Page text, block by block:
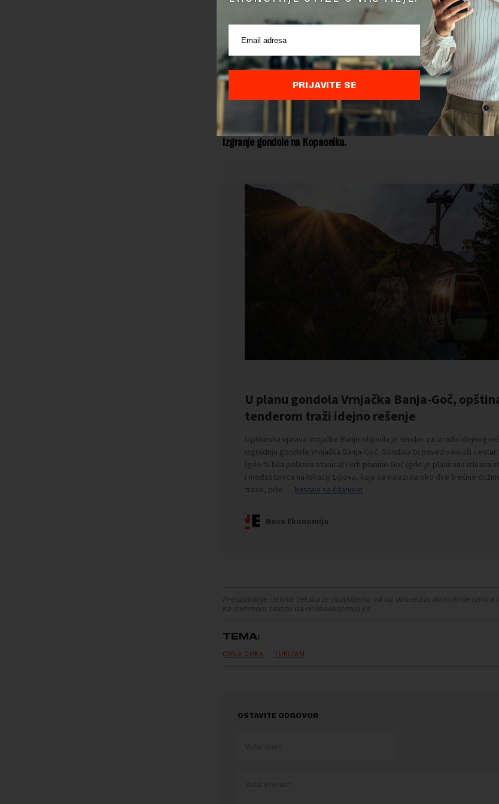
O gradnji novih gondola poslednjih godina dosta se govori i u Srbiji ,
izgrađene na Kopaoniku i Zlatiboru, a prva je 2012. godine otvorena
Nedavno je najavljena i izgradnja nove godnole od
Pribojske Banje, a ta investicija ukoliko s ekrene u njenu
30 miliona evra i biće skuplja od svih ostalih tog tipa koje
realizovane u Srbiji.
Takođe najavljena je i nova gondola od Vrnjačke Banje do planine
izgranje gondole na Kopaoniku.
Preuzimanje delova teksta je dozvoljeno, ali uz obavezno navođenje izvora
ka izvornom tekstu na novaekonomija.rs
TEMA:
CRNA GORA TURIZAM
OSTAVITE ODGOVOR
PRIJAVITE SE